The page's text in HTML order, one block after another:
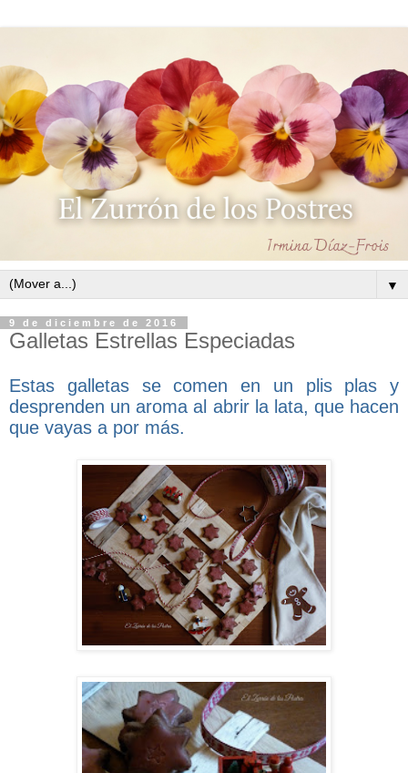
▼
9 de diciembre de 2016
Galletas Estrellas Especiadas
Estas galletas se comen en un plis plas y
desprenden un aroma al abrir la lata, que hacen
que vayas a por más.